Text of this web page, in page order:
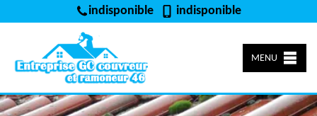
indisponible indisponible
MENU